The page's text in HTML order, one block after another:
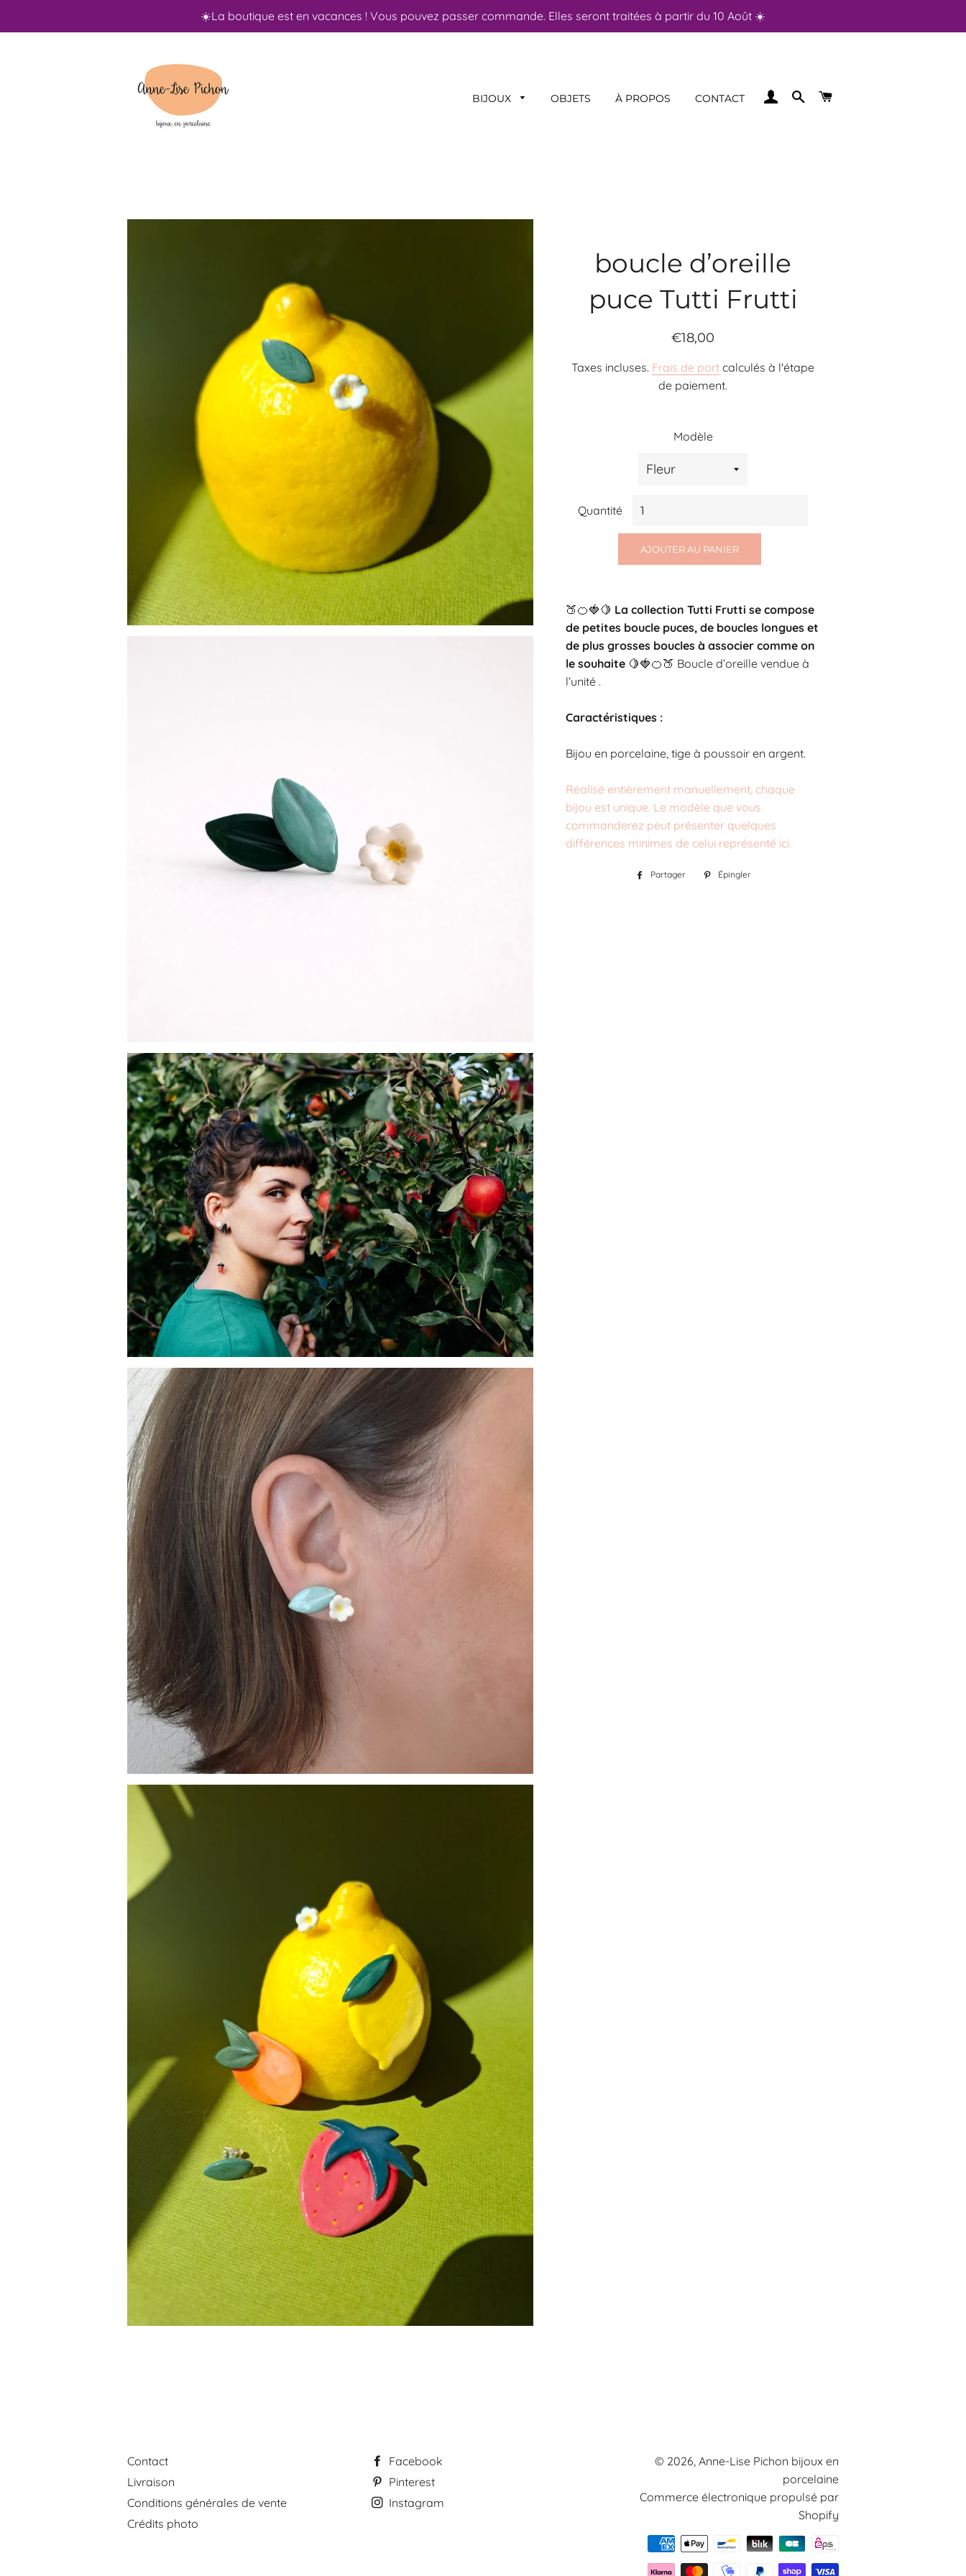
☀️La boutique est en vacances ! Vous pouvez passer commande. Elles seront traitées à partir du 10 Août ☀️
BIJOUX OBJETS À PROPOS CONTACT SE CONNECTER
RECHERCHER
PANIER
boucle d’oreille
puce Tutti Frutti
Prix
Prix
€18,00
Taxes incluses. Frais de port calculés à l'étape
de paiement.
Modèle
Quantité
AJOUTER AU PANIER
🍑🍊🍓🍋 La collection Tutti Frutti se compose
de petites boucle puces, de boucles longues et
de plus grosses boucles à associer comme on
le souhaite 🍋🍓🍊🍑 Boucle d’oreille vendue à
l’unité .
Caractéristiques :
Bijou en porcelaine, tige à poussoir en argent.
Réalisé entièrement manuellement, chaque
bijou est unique. Le modèle que vous
commanderez peut présenter quelques
différences minimes de celui représenté ici.
Partager
PartagerÉpingler
Contact
Livraison
Conditions générales de vente
Crédits photo
Facebook
Pinterest
Instagram
© 2026, Anne-Lise Pichon bijoux en
porcelaine
Commerce électronique propulsé par
Shopify
de